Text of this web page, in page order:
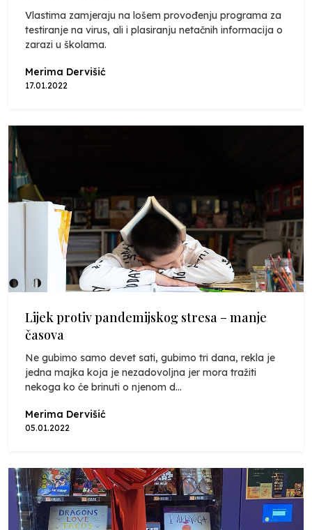
Vlastima zamjeraju na lošem provođenju programa za
testiranje na virus, ali i plasiranju netačnih informacija o
zarazi u školama.
Merima Dervišić
17.01.2022
Lijek protiv pandemijskog stresa – manje
časova
Ne gubimo samo devet sati, gubimo tri dana, rekla je
jedna majka koja je nezadovoljna jer mora tražiti
nekoga ko će brinuti o njenom d...
Merima Dervišić
05.01.2022